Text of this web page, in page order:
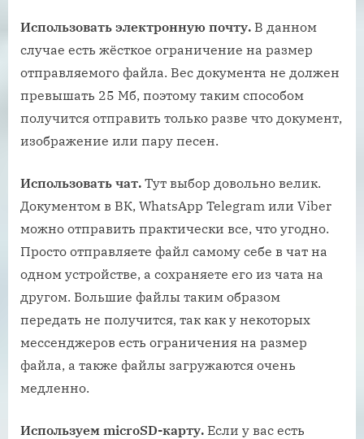
Использовать электронную почту. В данном
случае есть жёсткое ограничение на размер
отправляемого файла. Вес документа не должен
превышать 25 Мб, поэтому таким способом
получится отправить только разве что документ,
изображение или пару песен.
Использовать чат. Тут выбор довольно велик.
Документом в ВК, WhatsApp Telegram или Viber
можно отправить практически все, что угодно.
Просто отправляете файл самому себе в чат на
одном устройстве, а сохраняете его из чата на
другом. Большие файлы таким образом
передать не получится, так как у некоторых
мессенджеров есть ограничения на размер
файла, а также файлы загружаются очень
медленно.
Используем microSD-карту. Если у вас есть